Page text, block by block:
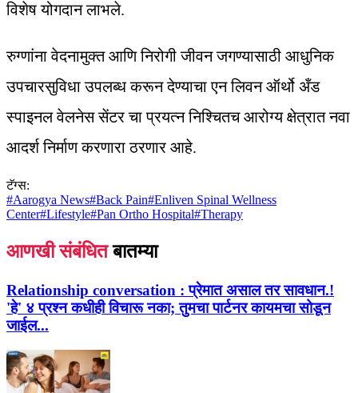
विशेष योगदान लाभले.
रुग्णांना वेदनामुक्त आणि निरोगी जीवन जगण्यासाठी आधुनिक
उपचारसुविधा उपलब्ध करून देण्याचा एन लिवन ऑर्थो अँड
स्पाइनल वेलनेस सेंटर चा प्रयत्न निश्चितच आरोग्य क्षेत्रात नवा
आदर्श निर्माण करणारा ठरणार आहे.
टॅग्स:
#Aarogya News#Back Pain#Enliven Spinal Wellness
Center#Lifestyle#Pan Ortho Hospital#Therapy
आणखी संबंधित बातम्या
Relationship conversation : प्रेमात असाल तर सावधान.!
'हे' ४ प्रश्न कधीही विचारू नका; तुमचा पार्टनर कायमचा सोडून
जाईल...